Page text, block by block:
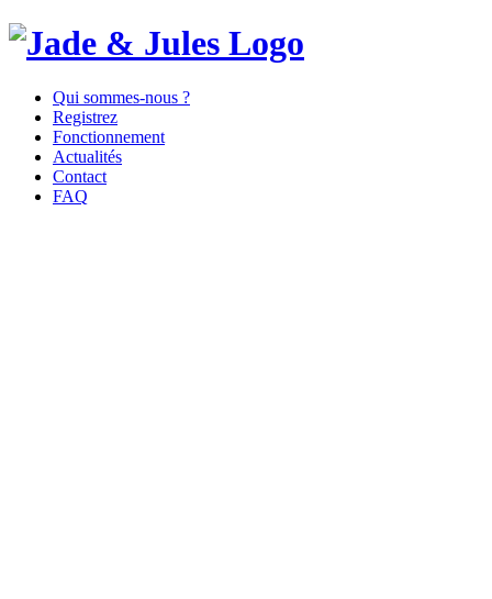
Qui sommes-nous ?
Registrez
Fonctionnement
Actualités
Contact
FAQ